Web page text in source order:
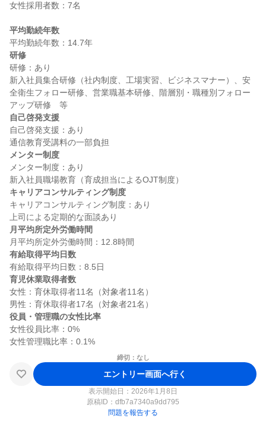
女性採用者数：7名
平均勤続年数
研修
研修：あり
新入社員集合研修（社内制度、工場実習、ビジネスマナー）、安
全衛生フォロー研修、営業職基本研修、階層別・職種別フォロー
自己啓発支援
自己啓発支援：あり
メンター制度
メンター制度：あり
キャリアコンサルティング制度
キャリアコンサルティング制度：あり
月平均所定外労働時間
有給取得平均日数
育児休業取得者数
女性：育休取得者11名（対象者11名）
役員・管理職の女性比率
女性役員比率：0%
締切：なし
エントリー画面へ行く
表示開始日：2026年1月8日
原稿ID： dfb7a7340a9dd795
問題を報告する